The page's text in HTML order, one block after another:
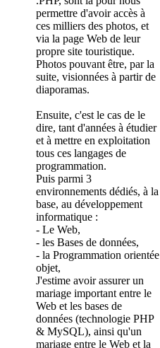
permettre d'avoir accès à
ces milliers des photos, et
via la page Web de leur
propre site touristique.
Photos pouvant être, par la
suite, visionnées à partir de
diaporamas.
Ensuite, c'est le cas de le
dire, tant d'années à étudier
et à mettre en exploitation
tous ces langages de
programmation.
Puis parmi 3
environnements dédiés, à la
base, au développement
informatique :
- Le Web,
- les Bases de données,
- la Programmation orientée
objet,
J'estime avoir assurer un
mariage important entre le
Web et les bases de
données (technologie PHP
& MySQL), ainsi qu'un
mariage entre le Web et la